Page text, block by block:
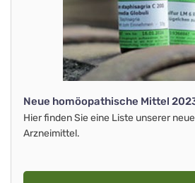
Neue homöopathische Mittel
Hier finden Sie eine Liste unserer
Arzneimittel.